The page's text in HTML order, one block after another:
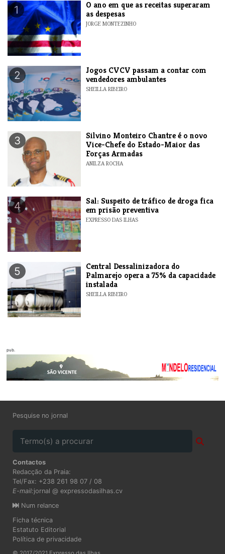
1
O ano em que as receitas superaram
as despesas
JORGE MONTEZINHO
2
Jogos CVCV passam a contar com
vendedores ambulantes
SHEILLA RIBEIRO
3
Silvino Monteiro Chantre é o novo
Vice-Chefe do Estado-Maior das
Forças Armadas
ANILZA ROCHA
4
​Sal: Suspeito de tráfico de droga fica
em prisão preventiva
EXPRESSO DAS ILHAS
5
Central Dessalinizadora do
Palmarejo opera a 75% da capacidade
instalada
SHEILLA RIBEIRO
pub.
Pesquise no jornal
Contactos
Redacção da Praia:
Tel/Fax: +238 261 98 07 / 08
E-mail:jornal @ expressodasilhas.cv
Num relance
Ficha técnica
Estatuto Editorial
Política de privacidade